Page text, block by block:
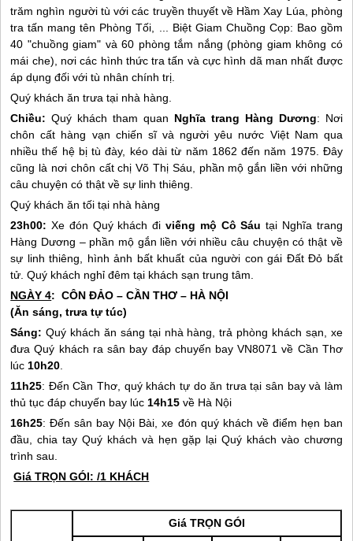
trăm nghìn người tù với các truyền thuyết về Hầm Xay Lúa, phòng
tra tấn mang tên Phòng Tối, ... Biệt Giam Chuồng Cọp: Bao gồm
40 "chuồng giam" và 60 phòng tắm nắng (phòng giam không có
mái che), nơi các hình thức tra tấn và cực hình dã man nhất được
áp dụng đối với tù nhân chính trị.
Quý khách ăn trưa tại nhà hàng.
Chiều: Quý khách tham quan Nghĩa trang Hàng Dương: Nơi
chôn cất hàng vạn chiến sĩ và người yêu nước Việt Nam qua
nhiều thế hệ bị tù đày, kéo dài từ năm 1862 đến năm 1975. Đây
cũng là nơi chôn cất chị Võ Thị Sáu, phần mộ gắn liền với những
câu chuyện có thật về sự linh thiêng.
Quý khách ăn tối tại nhà hàng
23h00: Xe đón Quý khách đi viếng mộ Cô Sáu tại Nghĩa trang
Hàng Dương – phần mộ gắn liền với nhiều câu chuyện có thật về
sự linh thiêng, hình ảnh bất khuất của người con gái Đất Đỏ bất
tử. Quý khách nghỉ đêm tại khách sạn trung tâm.
NGÀY 4:CÔN ĐẢO – CẦN THƠ – HÀ NỘI
(Ăn sáng, trưa tự túc)
Sáng: Quý khách ăn sáng tại nhà hàng, trả phòng khách sạn, xe
đưa Quý khách ra sân bay đáp chuyến bay VN8071 về Cần Thơ
lúc 10h20
11h25: Đến Cần Thơ, quý khách tự do ăn trưa tại sân bay và làm
thủ tục đáp chuyến bay lúc 14h15 về Hà Nội
16h25: Đến sân bay Nội Bài, xe đón quý khách về điểm hẹn ban
đầu, chia tay Quý khách và hẹn gặp lại Quý khách vào chương
trình sau.
Giá TRỌN GÓI: /1 KHÁCH
Giá TRỌN GÓI